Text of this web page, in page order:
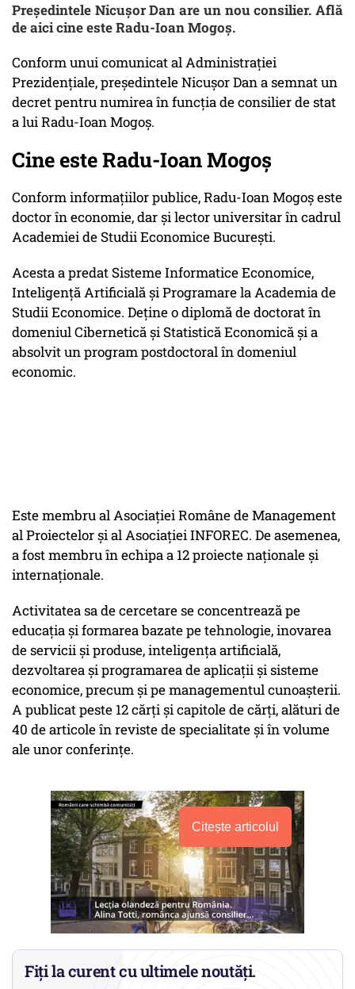
Preşedintele Nicuşor Dan are un nou consilier. Află
de aici cine este Radu-Ioan Mogoş.
Conform unui comunicat al Administraţiei
Prezidenţiale, preşedintele Nicuşor Dan a semnat un
decret pentru numirea în funcţia de consilier de stat
a lui Radu-Ioan Mogoş.
Cine este Radu-Ioan Mogoş
Conform informaţiilor publice, Radu-Ioan Mogoş este
doctor în economie, dar şi lector universitar în cadrul
Academiei de Studii Economice Bucureşti.
Acesta a predat Sisteme Informatice Economice,
Inteligență Artificială și Programare la Academia de
Studii Economice. Deține o diplomă de doctorat în
domeniul Cibernetică și Statistică Economică și a
absolvit un program postdoctoral în domeniul
economic.
Este membru al Asociației Române de Management
al Proiectelor și al Asociației INFOREC. De asemenea,
a fost membru în echipa a 12 proiecte naționale și
internaționale.
Activitatea sa de cercetare se concentrează pe
educația și formarea bazate pe tehnologie, inovarea
de servicii și produse, inteligența artificială,
dezvoltarea și programarea de aplicații și sisteme
economice, precum și pe managementul cunoașterii.
A publicat peste 12 cărți și capitole de cărți, alături de
40 de articole în reviste de specialitate și în volume
ale unor conferințe.
Citește articolul
Fiți la curent cu ultimele noutăți.